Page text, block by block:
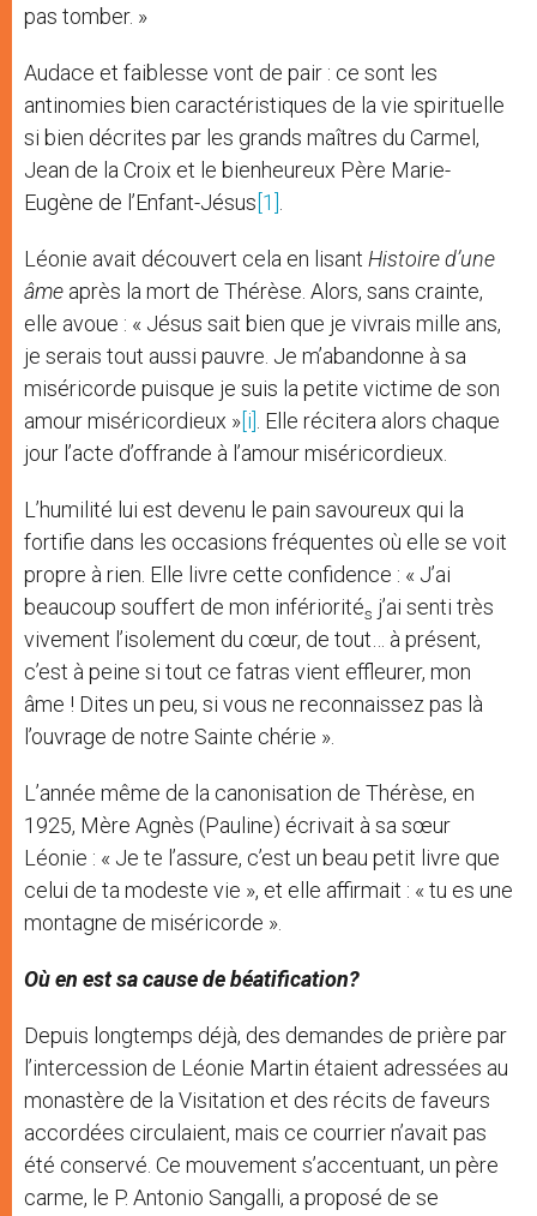
pas tomber. »
Audace et faiblesse vont de pair : ce sont les
antinomies bien caractéristiques de la vie spirituelle
si bien décrites par les grands maîtres du Carmel,
Jean de la Croix et le bienheureux Père Marie-
Eugène de l’Enfant-Jésus [1]
Léonie avait découvert cela en lisant Histoire d’une
âme après la mort de Thérèse. Alors, sans crainte,
elle avoue : « Jésus sait bien que je vivrais mille ans,
je serais tout aussi pauvre. Je m’abandonne à sa
miséricorde puisque je suis la petite victime de son
amour miséricordieux » [i]
. Elle récitera alors chaque
jour l’acte d’offrande à l’amour miséricordieux.
L’humilité lui est devenu le pain savoureux qui la
fortifie dans les occasions fréquentes où elle se voit
propre à rien. Elle livre cette confidence : « J’ai
beaucoup souffert de mon infériorités j’ai senti très
vivement l’isolement du cœur, de tout… à présent,
c’est à peine si tout ce fatras vient effleurer, mon
âme ! Dites un peu, si vous ne reconnaissez pas là
l’ouvrage de notre Sainte chérie ».
L’année même de la canonisation de Thérèse, en
1925, Mère Agnès (Pauline) écrivait à sa sœur
Léonie : « Je te l’assure, c’est un beau petit livre que
celui de ta modeste vie », et elle affirmait : « tu es une
montagne de miséricorde ».
Où en est sa cause de béatification?
Depuis longtemps déjà, des demandes de prière par
l’intercession de Léonie Martin étaient adressées au
monastère de la Visitation et des récits de faveurs
accordées circulaient, mais ce courrier n’avait pas
été conservé. Ce mouvement s’accentuant, un père
carme, le P. Antonio Sangalli, a proposé de se